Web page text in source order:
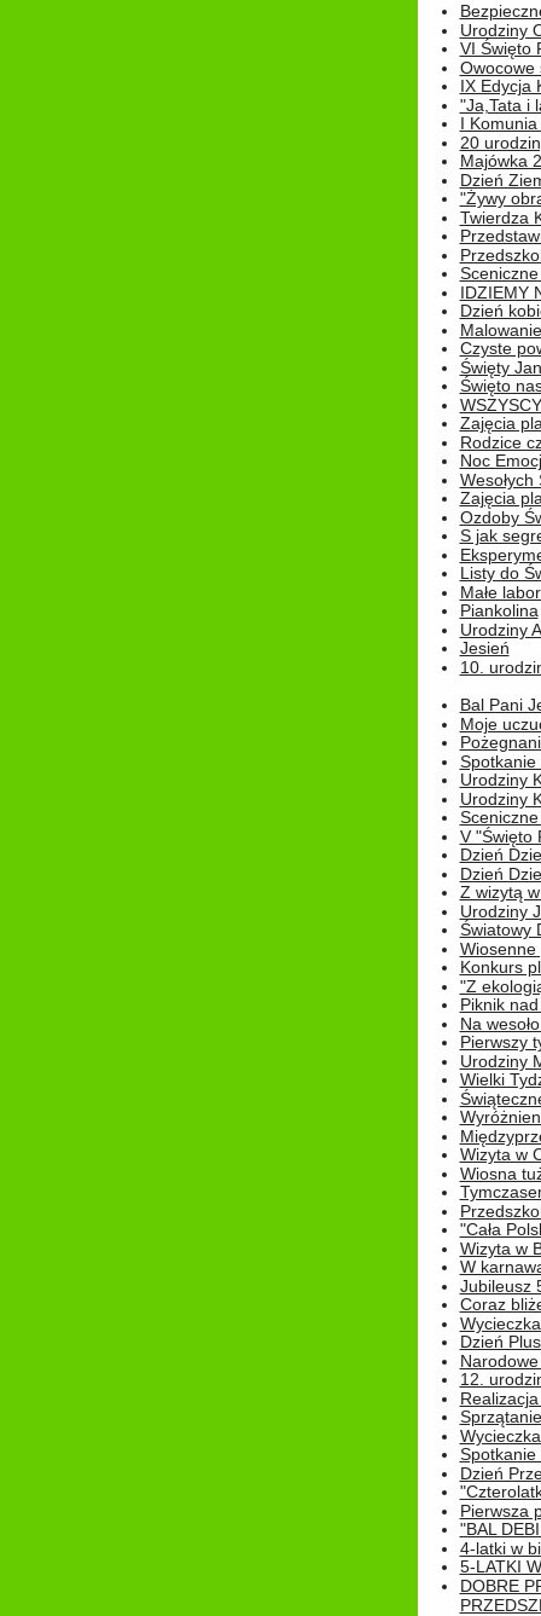
Urodziny
VI Święto
Owocowe
IX Edycja
"Ja,Tata i
I
20
Majówka
Dzień
"Żywy
Twierdza
IDZIEMY
Dzień
Czyste
Święty
Święto
Zajęcia
Rodzice
Noc
Wesołych
Zajęcia
Ozdoby
S jak
Listy do
Małe
Piankolina
Urodziny
Jesień
10.
Bal Pani
Moje
Spotkanie
Urodziny
Urodziny
V "Święto
Dzień
Dzień
Z wizytą
Urodziny
Światowy
Wiosenne
Konkurs
"Z
Piknik
Na
Pierwszy
Urodziny
Wielki
Wizyta w
Wiosna
"Cała
Wizyta w
W
Jubileusz
Coraz
Dzień
12.
Spotkanie
Dzień
Pierwsza
"BAL
4-latki w
5-LATKI
DOBRE